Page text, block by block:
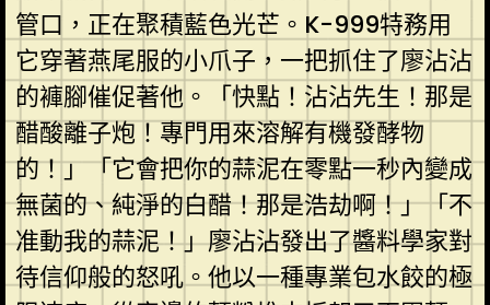
管口，正在聚積藍色光芒。K-999特務用
它穿著燕尾服的小爪子，一把抓住了廖沾沾
的褲腳催促著他。「快點！沾沾先生！那是
醋酸離子炮！專門用來溶解有機發酵物
的！」「它會把你的蒜泥在零點一秒內變成
無菌的、純淨的白醋！那是浩劫啊！」「不
准動我的蒜泥！」廖沾沾發出了醬料學家對
待信仰般的怒吼。他以一種專業包水餃的極